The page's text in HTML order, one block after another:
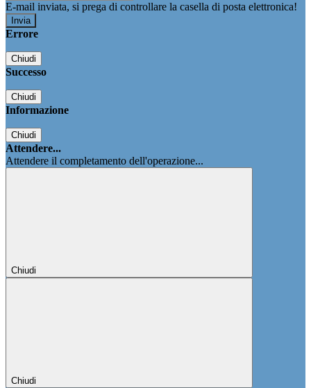
E-mail inviata, si prega di controllare la casella di posta elettronica!
Errore
Chiudi
Successo
Chiudi
Informazione
Chiudi
Attendere...
Attendere il completamento dell'operazione...
Chiudi
Chiudi